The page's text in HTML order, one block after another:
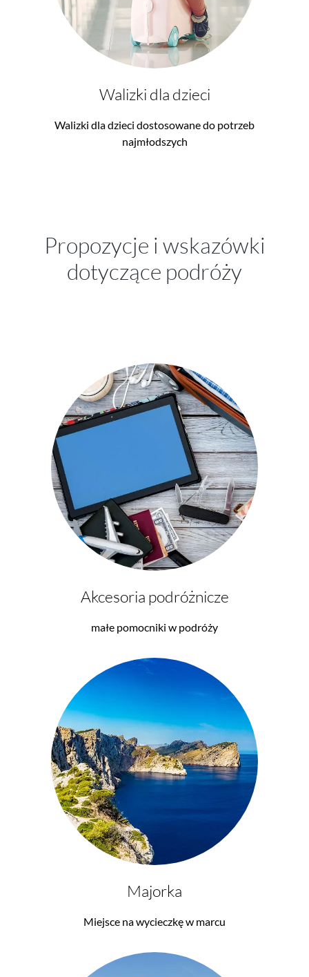
Walizki dla dzieci
Walizki dla dzieci dostosowane do potrzeb
najmłodszych
Propozycje i wskazówki
dotyczące podróży
Akcesoria podróżnicze
małe pomocniki w podróży
Majorka
Miejsce na wycieczkę w marcu